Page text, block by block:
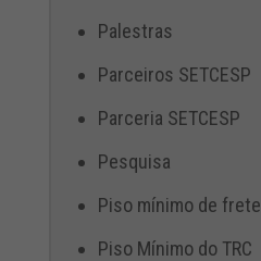
Palestras
Parceiros SETCESP
Parceria SETCESP
Pesquisa
Piso mínimo de frete
Piso Mínimo do TRC